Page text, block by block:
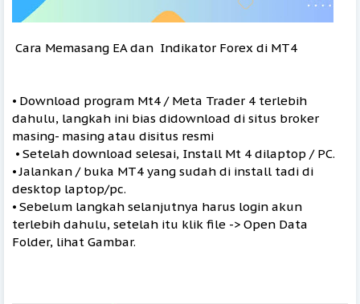
Cara Memasang EA dan Indikator Forex di MT4
⦁ Download program Mt4 / Meta Trader 4 terlebih
dahulu, langkah ini bias didownload di situs broker
masing- masing atau disitus resmi
⦁ Setelah download selesai, Install Mt 4 dilaptop / PC.
⦁ Jalankan / buka MT4 yang sudah di install tadi di
desktop laptop/pc.
⦁ Sebelum langkah selanjutnya harus login akun
terlebih dahulu, setelah itu klik file -> Open Data
Folder, lihat Gambar.